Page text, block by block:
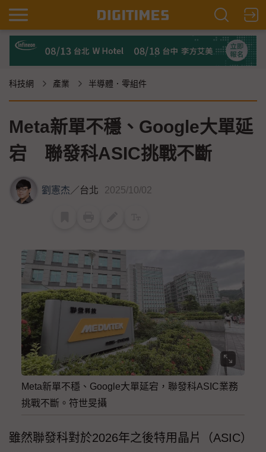
科技網 產業 半導體．零組件
Meta新單不穩、Google大單延
宕 聯發科ASIC挑戰不斷
劉憲杰／台北 2025/10/02
Meta新單不穩、Google大單延宕，聯發科ASIC業務
挑戰不斷。符世旻攝
雖然聯發科對於2026年之後特用晶片（ASIC）